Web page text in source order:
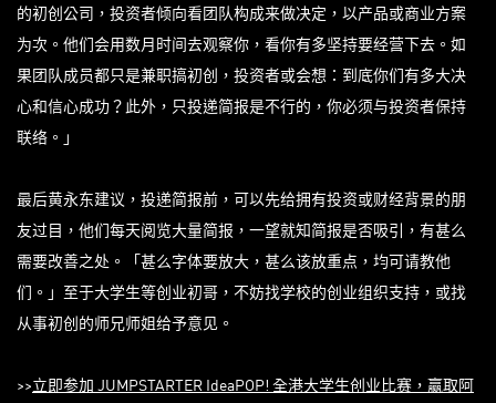
的初创公司，投资者倾向看团队构成来做决定，以产品或商业方案
为次。他们会用数月时间去观察你，看你有多坚持要经营下去。如
果团队成员都只是兼职搞初创，投资者或会想：到底你们有多大决
心和信心成功？此外，只投递简报是不行的，你必须与投资者保持
联络。」
最后黄永东建议，投递简报前，可以先给拥有投资或财经背景的朋
友过目，他们每天阅览大量简报，一望就知简报是否吸引，有甚么
需要改善之处。「甚么字体要放大，甚么该放重点，均可请教他
们。」至于大学生等创业初哥，不妨找学校的创业组织支持，或找
从事初创的师兄师姐给予意见。
>>立即参加 JUMPSTARTER IdeaPOP! 全港大学生创业比赛，赢取阿